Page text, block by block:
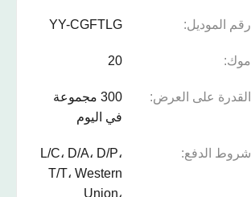
رقم الموديل: YY-CGFTLG
موك: 20
القدرة على العرض:
300 مجموعة
في اليوم
شروط الدفع:
L/C، D/A، D/P،
T/T، Western
Union،